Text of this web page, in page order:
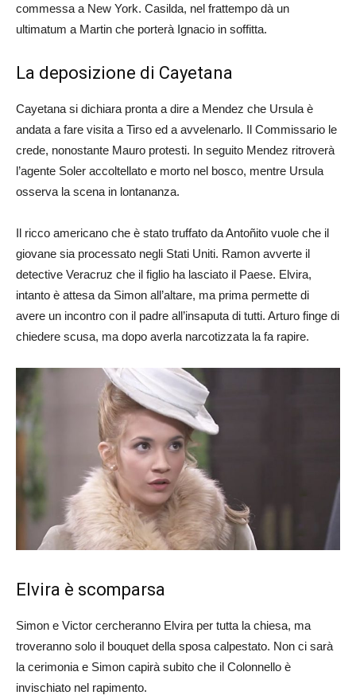
commessa a New York. Casilda, nel frattempo dà un
ultimatum a Martin che porterà Ignacio in soffitta.
La deposizione di Cayetana
Cayetana si dichiara pronta a dire a Mendez che Ursula è
andata a fare visita a Tirso ed a avvelenarlo. Il Commissario le
crede, nonostante Mauro protesti. In seguito Mendez ritroverà
l’agente Soler accoltellato e morto nel bosco, mentre Ursula
osserva la scena in lontananza.
Il ricco americano che è stato truffato da Antoñito vuole che il
giovane sia processato negli Stati Uniti. Ramon avverte il
detective Veracruz che il figlio ha lasciato il Paese. Elvira,
intanto è attesa da Simon all’altare, ma prima permette di
avere un incontro con il padre all’insaputa di tutti. Arturo finge di
chiedere scusa, ma dopo averla narcotizzata la fa rapire.
Elvira è scomparsa
Simon e Victor cercheranno Elvira per tutta la chiesa, ma
troveranno solo il bouquet della sposa calpestato. Non ci sarà
la cerimonia e Simon capirà subito che il Colonnello è
invischiato nel rapimento.